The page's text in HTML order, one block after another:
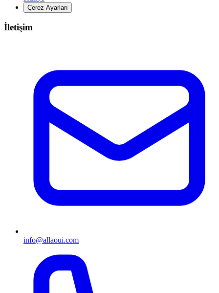
Çerez Ayarları
İletişim
info@allaoui.com